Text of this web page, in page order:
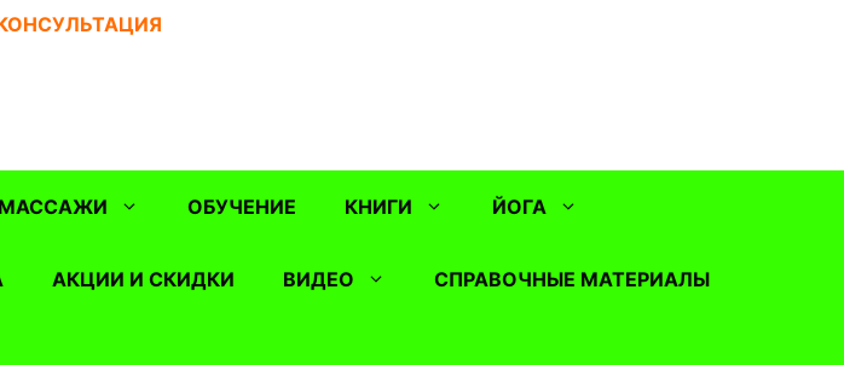
МАССАЖИ ОБУЧЕНИЕ КНИГИ ЙОГА
АКЦИИ И СКИДКИ ВИДЕО СПРАВОЧНЫЕ МАТЕРИАЛЫ